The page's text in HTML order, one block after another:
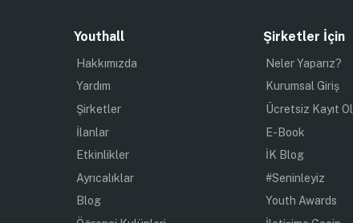
Youthall
Hakkımızda
Yardım
Şirketler
İlanlar
Etkinlikler
Ayrıcalıklar
Blog
Şirketler İçin
Neler Yaparız?
Kurumsal Giriş
Ücretsiz Kayıt Ol
E-Book
İK Blog
#Seninleyiz
Youth Awards